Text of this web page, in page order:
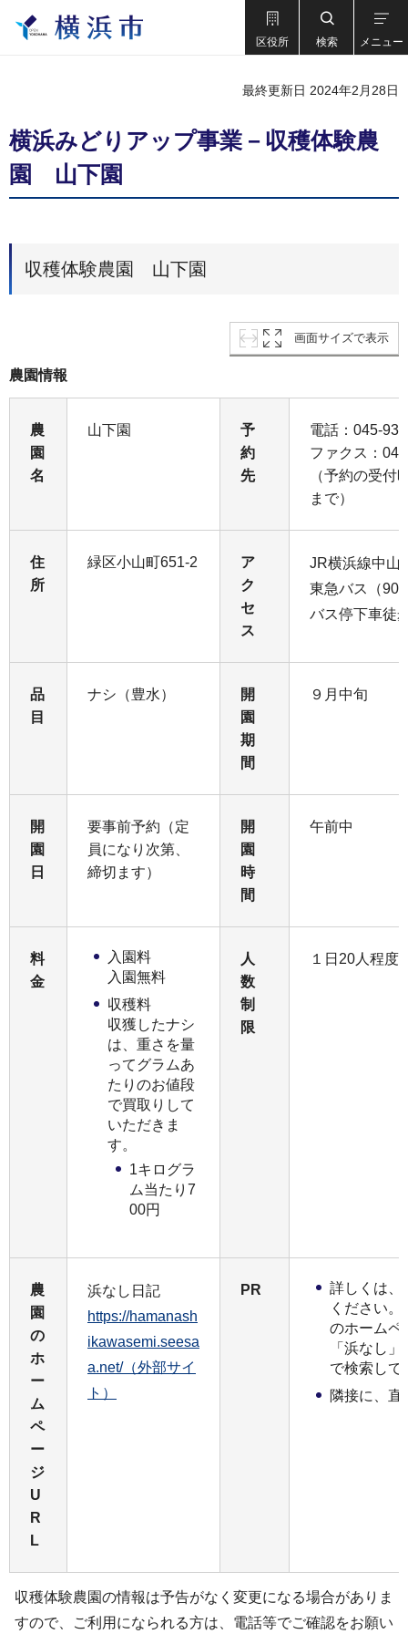
区役所 検索 メニュー
最終更新日 2024年2月28日
横浜みどりアップ事業－収穫体験農
園 山下園
収穫体験農園 山下園
画面サイズで表示
農園情報
農
園
名
山下園
予
約
先
電話：045-
ファクス：
（予約の受付
まで）
住
所
緑区小山町651-2
ア
ク
セ
ス
JR横浜線中山
東急バス（90
バス停下車徒
品
目
ナシ（豊水）
開
園
期
間
９月中旬
開
園
日
要事前予約（定
員になり次第、
締切ます）
開
園
時
間
午前中
料
金
入園料
入園無料
収穫料
収獲したナシ
は、重さを量
ってグラムあ
たりのお値段
で買取りして
いただきま
す。
1キログラ
ム当たり7
00円
人
数
制
限
１日20人程度
農
園
の
ホ
ー
ム
ペ
ー
ジ
U
R
L
浜なし日記
https://hamanash
ikawasemi.seesa
a.net/（外部サイ
ト）
PR
詳しくは、
ください
のホームペ
「浜なし
で検索して
隣接に、直
収穫体験農園の情報は予告がなく変更になる場合がありま
すので、ご利用になられる方は、電話等でご確認をお願い